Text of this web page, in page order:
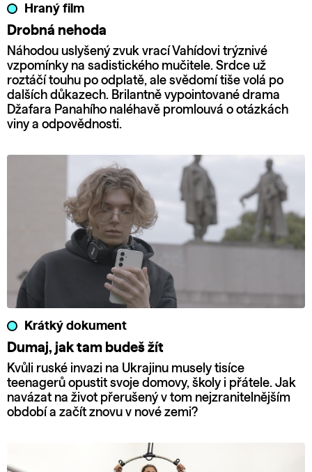
Hraný film
Drobná nehoda
Náhodou uslyšený zvuk vrací Vahídovi trýznivé
vzpomínky na sadistického mučitele. Srdce už
roztáčí touhu po odplatě, ale svědomí tiše volá po
dalších důkazech. Brilantně vypointované drama
Džafara Panahího naléhavě promlouvá o otázkách
viny a odpovědnosti.
Krátký dokument
Dumaj, jak tam budeš žít
Kvůli ruské invazi na Ukrajinu musely tisíce
teenagerů opustit svoje domovy, školy i přátele. Jak
navázat na život přerušený v tom nejzranitelnějším
období a začít znovu v nové zemi?